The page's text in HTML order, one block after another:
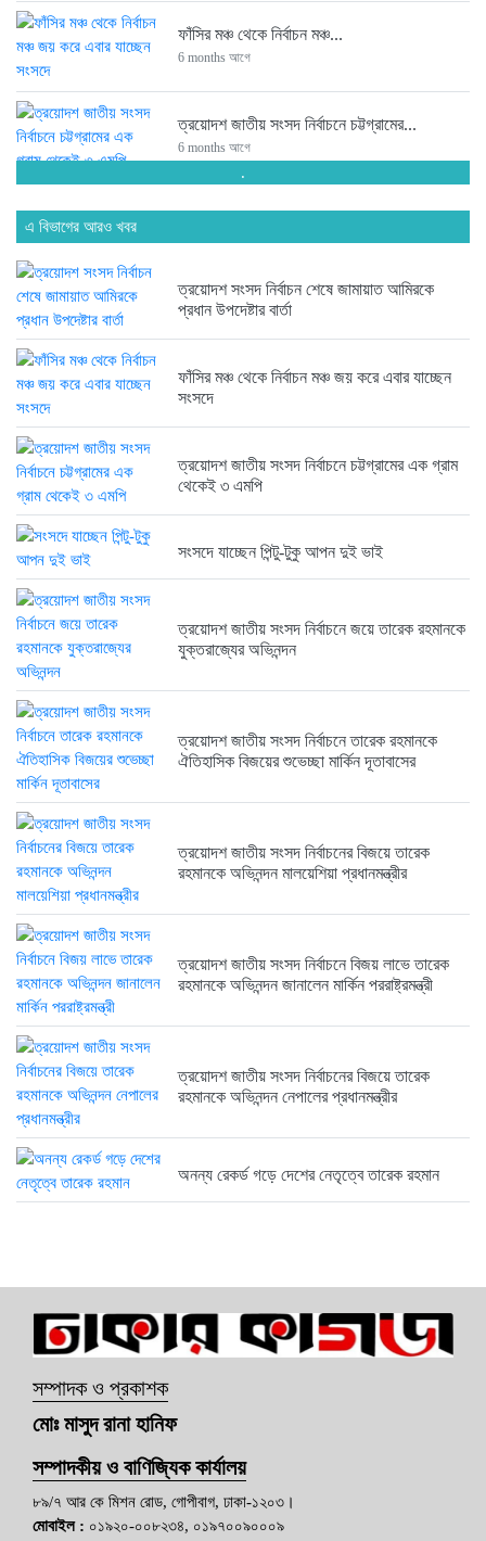
ফাঁসির মঞ্চ থেকে নির্বাচন মঞ্চ...
6 months আগে
ত্রয়োদশ জাতীয় সংসদ নির্বাচনে চট্টগ্রামের...
6 months আগে
ত্রয়োদশ জাতীয় সংসদ নির্বাচনে জয়ে...
6 months আগে
ত্রয়োদশ জাতীয় সংসদ নির্বাচনে তারেক...
6 months আগে
ত্রয়োদশ জাতীয় সংসদ নির্বাচনের বিজয়ে...
6 months আগে
ত্রয়োদশ জাতীয় সংসদ নির্বাচনে বিজয়...
6 months আগে
ত্রয়োদশ জাতীয় সংসদ নির্বাচনের বিজয়ে...
6 months আগে
.
এ বিভাগের আরও খবর
ত্রয়োদশ সংসদ নির্বাচন শেষে জামায়াত আমিরকে
প্রধান উপদেষ্টার বার্তা
ফাঁসির মঞ্চ থেকে নির্বাচন মঞ্চ জয় করে এবার যাচ্ছেন
সংসদে
ত্রয়োদশ জাতীয় সংসদ নির্বাচনে চট্টগ্রামের এক গ্রাম
থেকেই ৩ এমপি
সংসদে যাচ্ছেন পিন্টু-টুকু আপন দুই ভাই
ত্রয়োদশ জাতীয় সংসদ নির্বাচনে জয়ে তারেক রহমানকে
যুক্তরাজ্যের অভিনন্দন
ত্রয়োদশ জাতীয় সংসদ নির্বাচনে তারেক রহমানকে
ঐতিহাসিক বিজয়ের শুভেচ্ছা মার্কিন দূতাবাসের
ত্রয়োদশ জাতীয় সংসদ নির্বাচনের বিজয়ে তারেক
রহমানকে অভিনন্দন মালয়েশিয়া প্রধানমন্ত্রীর
ত্রয়োদশ জাতীয় সংসদ নির্বাচনে বিজয় লাভে তারেক
রহমানকে অভিনন্দন জানালেন মার্কিন পররাষ্ট্রমন্ত্রী
ত্রয়োদশ জাতীয় সংসদ নির্বাচনের বিজয়ে তারেক
রহমানকে অভিনন্দন নেপালের প্রধানমন্ত্রীর
অনন্য রেকর্ড গড়ে দেশের নেতৃত্বে তারেক রহমান
সম্পাদক ও প্রকাশক
মোঃ মাসুদ রানা হানিফ
সম্পাদকীয় ও বাণিজ্যিক কার্যালয়
৮৯/৭ আর কে মিশন রোড, গোপীবাগ, ঢাকা-১২০৩।
মোবাইল : ০১৯২০-০০৮২৩৪, ০১৯৭০০৯০০০৯